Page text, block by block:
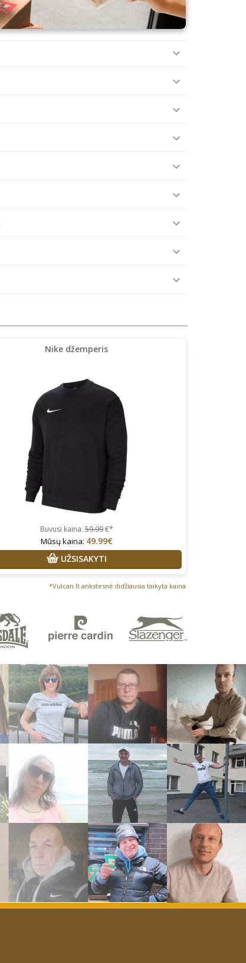
Nike džemperis
Buvusi kaina:59.99€*
Mūsų kaina: 49.99€
UŽSISAKYTI
*Vulcan.lt ankstesnė didžiausia taikyta kaina